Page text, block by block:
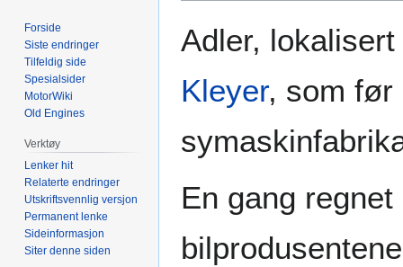
til
til
Adler,
Kleyer, som før
En gang
Forside
Siste endringer
Tilfeldig side
Spesialsider
MotorWiki
Old Engines
Verktøy
Lenker hit
Relaterte endringer
Utskriftsvennlig versjon
Permanent lenke
Sideinformasjon
Siter denne siden